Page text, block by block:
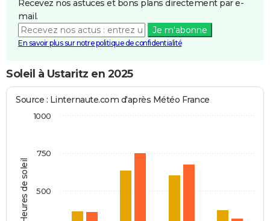
Recevez nos astuces et bons plans directement par e-
mail.
Je m'abonne
En savoir plus sur notre politique de confidentialité
Soleil à Ustaritz en 2025
Heures de soleil
Source : Linternaute.com d'après Météo France
500
750
1000